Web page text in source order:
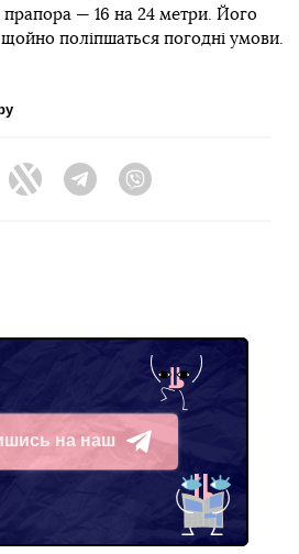
прапора — 16 на 24 метри. Його
поліпшаться погодні умови.
Twitter Telegram
на наш